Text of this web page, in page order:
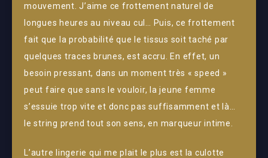
mouvement. J’aime ce frottement naturel de
longues heures au niveau cul… Puis, ce frottement
fait que la probabilité que le tissus soit taché par
quelques traces brunes, est accru. En effet, un
besoin pressant, dans un moment très « speed »
peut faire que sans le vouloir, la jeune femme
s’essuie trop vite et donc pas suffisamment et là…
le string prend tout son sens, en marqueur intime.
L’autre lingerie qui me plait le plus est la culotte